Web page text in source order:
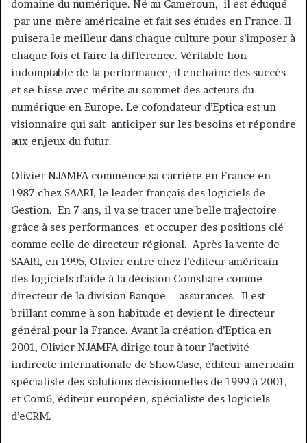
domaine du numérique. Né au Cameroun, il est éduqué
par une mère américaine et fait ses études en France. Il
puisera le meilleur dans chaque culture pour s’imposer à
chaque fois et faire la différence. Véritable lion
indomptable de la performance, il enchaine des succès
et se hisse avec mérite au sommet des acteurs du
numérique en Europe. Le cofondateur d’Eptica est un
visionnaire qui sait anticiper sur les besoins et répondre
aux enjeux du futur.
Olivier NJAMFA commence sa carrière en France en
1987 chez SAARI, le leader français des logiciels de
Gestion. En 7 ans, il va se tracer une belle trajectoire
grâce à ses performances et occuper des positions clé
comme celle de directeur régional. Après la vente de
SAARI, en 1995, Olivier entre chez l’éditeur américain
des logiciels d’aide à la décision Comshare comme
directeur de la division Banque – assurances. Il est
brillant comme à son habitude et devient le directeur
général pour la France. Avant la création d’Eptica en
2001, Olivier NJAMFA dirige tour à tour l’activité
indirecte internationale de ShowCase, éditeur américain
spécialiste des solutions décisionnelles de 1999 à 2001,
et Com6, éditeur européen, spécialiste des logiciels
d’eCRM.